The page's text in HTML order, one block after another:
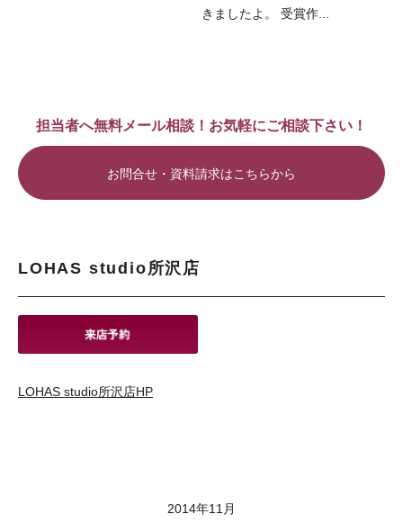
きましたよ。 受賞作...
担当者へ無料メール相談！お気軽にご相談下さい！
お問合せ・資料請求はこちらから
LOHAS studio所沢店
LOHAS studio所沢店HP
2014年11月